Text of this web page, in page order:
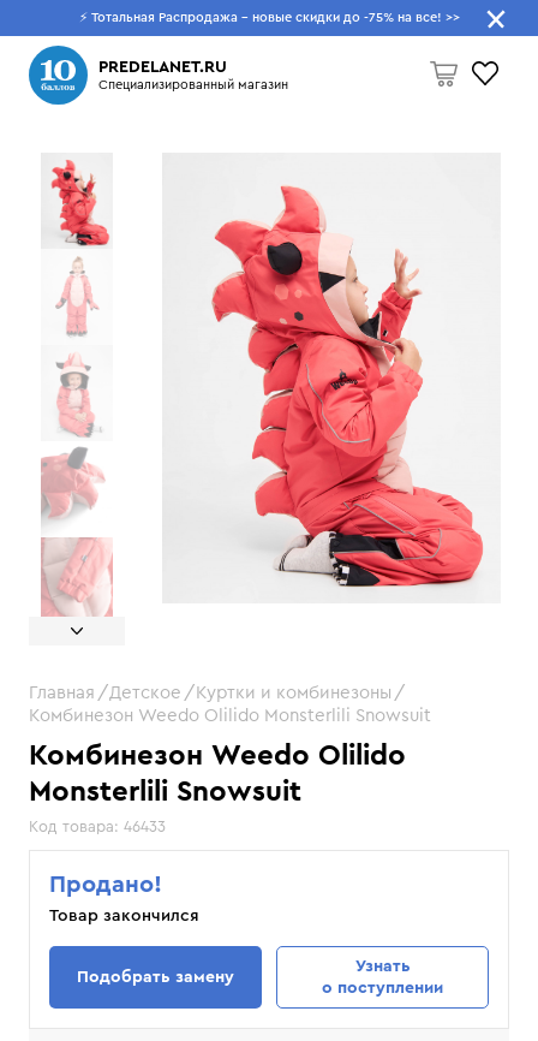
⚡ Тотальная Распродажа - новые скидки до -75% на все! >>
PREDELANET.RU
Специализированный магазин
Пусто
Что будем искать?
Комбинезон Weedo Olilido
Monsterlili Snowsuit
Код товара: 46433
Главная Детское
Куртки и комбинезоны
Комбинезон Weedo Olilido Monsterlili Snowsuit
Продано!
Товар закончился
Подобрать замену
Узнать
о поступлении